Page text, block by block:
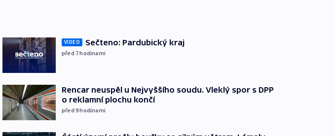
VIDEO Sečteno: Pardubický kraj
před 7hodinami
Rencar neuspěl u Nejvyššího soudu. Vleklý spor s DPP
o reklamní plochu končí
před 9hodinami